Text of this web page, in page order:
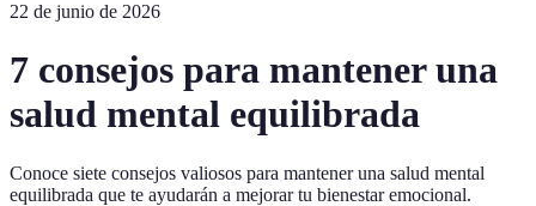
22 de junio de 2026
7 consejos para mantener una
salud mental equilibrada
Conoce siete consejos valiosos para mantener una salud mental
equilibrada que te ayudarán a mejorar tu bienestar emocional.